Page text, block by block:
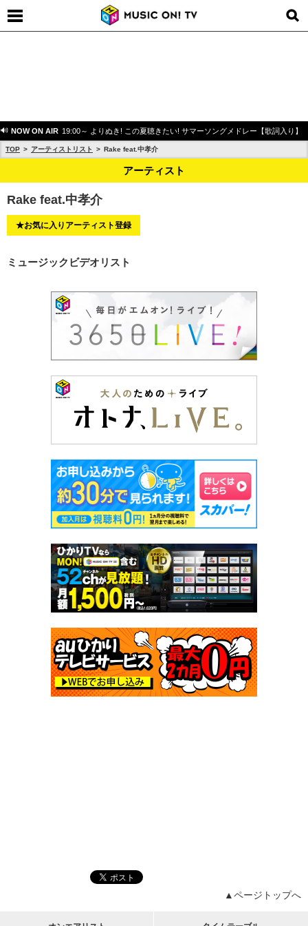
NOW ON AIR 19:00～ よりぬき! この夏聴きたい! サマーソングメドレー【歌詞入り】
TOP アーティストリスト Rake feat.中孝介
アーティスト
Rake feat.中孝介
★お気に入りアーティスト登録
ミュージックビデオリスト
▲ページトップへ